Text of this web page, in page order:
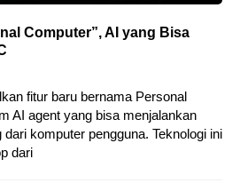
Computer”, AI yang Bisa
fitur baru bernama Personal
AI agent yang bisa menjalankan
dari komputer pengguna. Teknologi ini
dari